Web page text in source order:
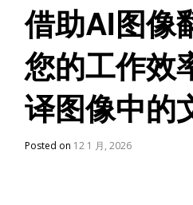
借助AI图像
您的工作效
译图像中的
Posted on 12 1 月, 2026